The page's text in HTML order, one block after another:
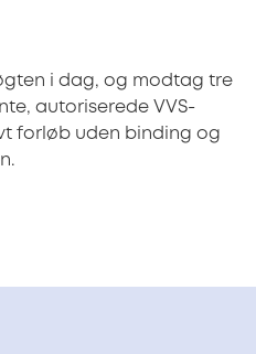
i dag, og modtag tre
autoriserede VVS-
forløb uden binding og